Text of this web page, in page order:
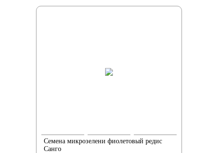
Семена микрозелени фиолетовый редис
Санго